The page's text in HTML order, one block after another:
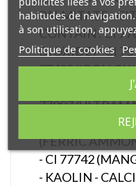
PALMITATE -
CONTAIN : CI
DIOXIDE) - CI
77492 (IRON
OXIDES) - CI
77007
(CHROMIUM
(FERRIC
- CI 77742
- KAOLIN -
habitudes de
à son utilisation,
Politique de cookies